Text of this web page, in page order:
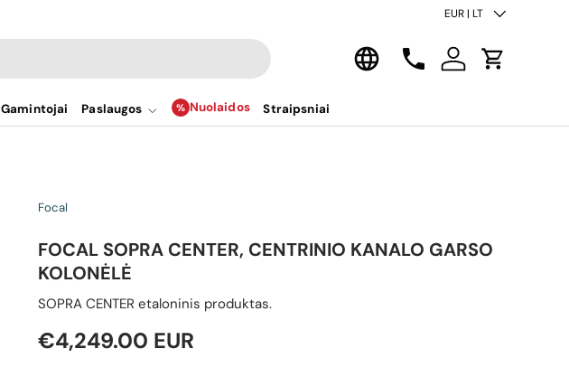
Šalis/regionas
EUR | LT
Kalba
KontaktaiPrisijungtiKrepšelis
Gamintojai Paslaugos Nuolaidos Straipsniai
Focal
FOCAL SOPRA CENTER, CENTRINIO KANALO GARSO
KOLONĖLĖ
SOPRA CENTER etaloninis produktas.
Reguliari kaina
€4,249.00 EUR